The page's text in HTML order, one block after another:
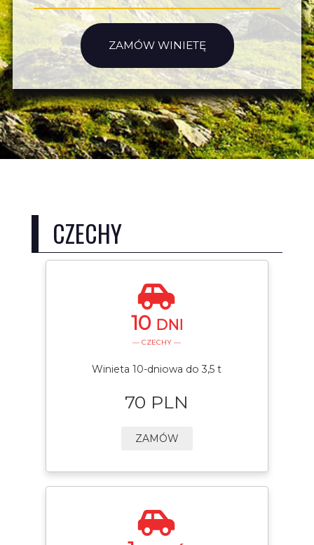
ZAMÓW WINIETĘ
CZECHY
10 DNI
— CZECHY —
Winieta 10-dniowa do 3,5 t
70 PLN
ZAMÓW